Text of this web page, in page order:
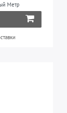
7
Метр